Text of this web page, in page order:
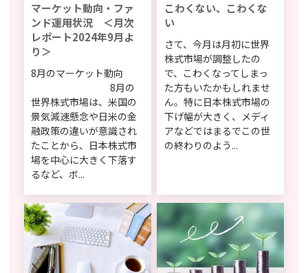
マーケット動向・ファ
ンド運用状況 ＜月次
レポート2024年9月よ
り＞
8月のマーケット動向
8月の
世界株式市場は、米国の
景気減速懸念や日米の金
融政策の違いが意識され
たことから、日本株式市
場を中心に大きく下落す
るなど、ボ...
こわくない、こわくな
い
さて、今月は月初に世界
株式市場が調整したの
で、こわくなってしまっ
た方もいたかもしれませ
ん。特に日本株式市場の
下げ幅が大きく、メディ
アなどではまるでこの世
の終わりのよう...